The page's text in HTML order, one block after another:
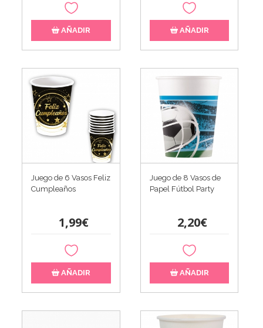
AÑADIR AÑADIR
Juego de 6 Vasos Feliz
Cumpleaños
1,99€
AÑADIR
Juego de 8 Vasos de
Papel Fútbol Party
2,20€
AÑADIR